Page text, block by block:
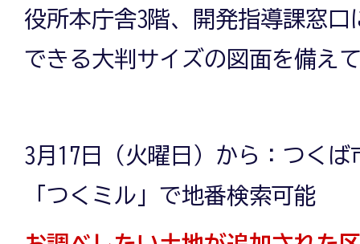
役所本庁舎3階、開発指導課窓
できる大判サイズの図面を備え
3月17日（火曜日）から：つく
「つくミル」で地番検索可能